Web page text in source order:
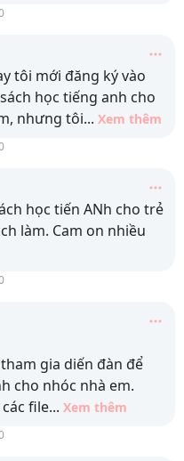
tôi mới đăng ký vào
học tiếng anh cho
nhưng tôi... Xem thêm
học tiến ANh cho trẻ
làm. Cam on nhiều
gia diến đàn để
cho nhóc nhà em.
file... Xem thêm